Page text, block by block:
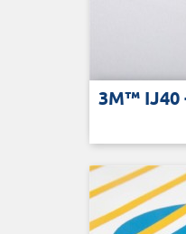
3M™ IJ40